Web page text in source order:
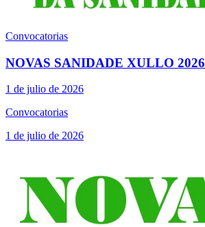
Convocatorias
NOVAS SANIDADE XULLO 2026
1 de julio de 2026
Convocatorias
1 de julio de 2026